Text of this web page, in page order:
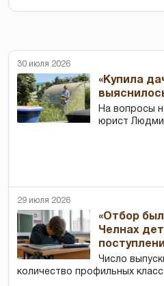
30 июля 2026
«Купила
На вопросы
юрист
29 июля 2026
«Отбор
Челнах
Число
количество профильных